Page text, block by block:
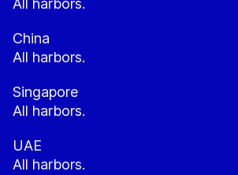
All harbors.
China
All harbors.
Singapore
All harbors.
UAE
All harbors.